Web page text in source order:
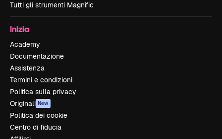
Tutti gli strumenti Magnific
Inizia
Academy
Documentazione
Assistenza
Termini e condizioni
Politica sulla privacy
Originali New
Politica dei cookie
Centro di fiducia